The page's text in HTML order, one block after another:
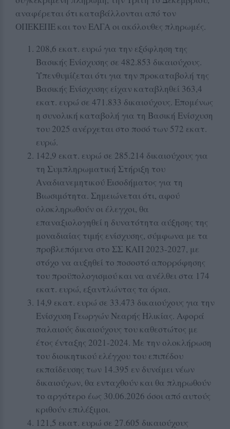
αναφέρεται ότι καταβάλλονται από τον
ΟΠΕΚΕΠΕ και τον ΕΛΓΑ οι ακόλουθες πληρωμές.
208,6 εκατ. ευρώ για την εξόφληση της
Βασικής Ενίσχυσης σε 482.853 δικαιούχους.
Υπενθυμίζεται ότι για την προκαταβολή της
Βασικής Ενίσχυσης είχαν καταβληθεί 363,4
εκατ. ευρώ σε 471.833 δικαιούχους. Επομένως
η συνολική καταβολή για τη Βασική Ενίσχυση
του 2025 ανέρχεται στο ποσό των 572 εκατ.
ευρώ.
142,9 εκατ. ευρώ σε 285.214 δικαιούχους για
τη Συμπληρωματική Στήριξη του
Αναδιανεμητικού Εισοδήματος για τη
Βιωσιμότητα. Σημειώνεται ότι, αφού
ολοκληρωθούν οι έλεγχοι, θα
επαναξιολογηθεί η δυνατότητα αύξησης της
μοναδιαίας τιμής ενίσχυσης, σύμφωνα με τα
προβλεπόμενα στο ΣΣ ΚΑΠ 2023-2027, με
στόχο να αυξηθεί το ποσοστό απορρόφησης
του προϋπολογισμού και να ανέλθει στα 174
εκατ. ευρώ, εξαντλώντας τα όρια.
14,9 εκατ. ευρώ σε 33.473 δικαιούχους για την
Ενίσχυση Γεωργών Νεαρής Ηλικίας. Αφορά
παλαιούς δικαιούχους του καθεστώτος με
έτος ένταξης 2021-2024. Με την ολοκλήρωση
του διοικητικού ελέγχου του επιπέδου
εκπαίδευσης των 14.395 εν δυνάμει νέων
δικαιούχων, θα ενταχθούν και θα πληρωθούν
το αργότερο έως 30.06.2026 όσοι από αυτούς
κριθούν επιλέξιμοι.
121,5 εκατ. ευρώ σε 27.605 δικαιούχους